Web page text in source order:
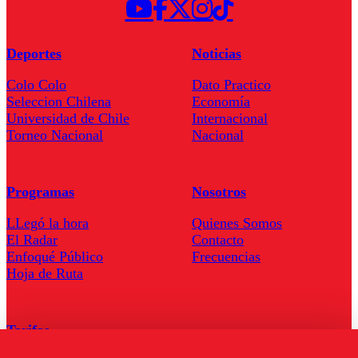
Deportes
Colo Colo
Seleccion Chilena
Universidad de Chile
Torneo Nacional
Noticias
Dato Practico
Economía
Internacional
Nacional
Programas
LLegó la hora
El Radar
Enfoqué Público
Hoja de Ruta
Nosotros
Quienes Somos
Contacto
Frecuencias
Tarifas